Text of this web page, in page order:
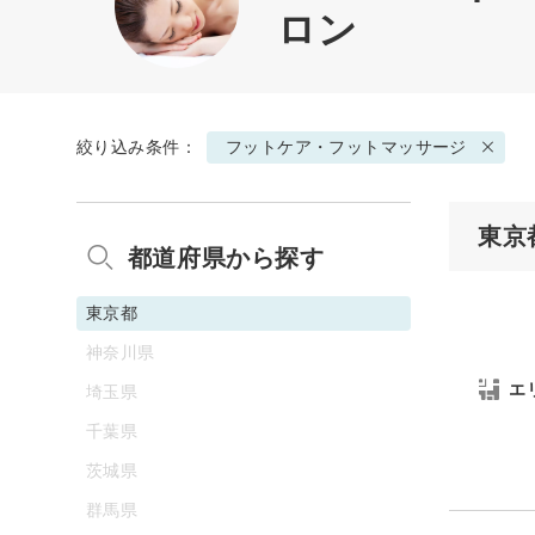
ロン
絞り込み条件： フットケア・フットマッサージ
東京
エ
都道府県から探す
東京都
神奈川県
埼玉県
千葉県
茨城県
群馬県